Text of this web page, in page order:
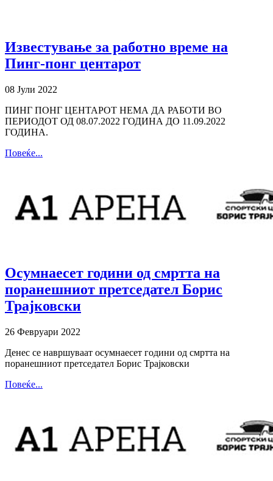
Известување за работно време на
Пинг-понг центарот
08 Јули 2022
ПИНГ ПОНГ ЦЕНТАРОТ НЕМА ДА РАБОТИ ВО
ПЕРИОДОТ ОД 08.07.2022 ГОДИНА ДО 11.09.2022
ГОДИНА.
Повеќе...
Осумнаесет години од смртта на
поранешниот претседател Борис
Трајковски
26 Февруари 2022
Денес се навршуваат осумнаесет години од смртта на
поранешниот претседател Борис Трајковски
Повеќе...